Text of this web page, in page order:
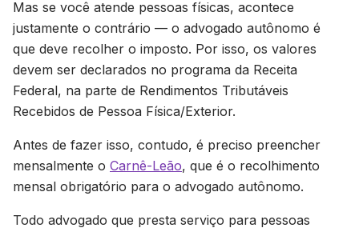
Mas se você atende pessoas físicas, acontece
justamente o contrário — o advogado autônomo é
que deve recolher o imposto. Por isso, os valores
devem ser declarados no programa da Receita
Federal, na parte de Rendimentos Tributáveis
Recebidos de Pessoa Física/Exterior.
Antes de fazer isso, contudo, é preciso preencher
mensalmente o Carnê-Leão, que é o recolhimento
mensal obrigatório para o advogado autônomo.
Todo advogado que presta serviço para pessoas